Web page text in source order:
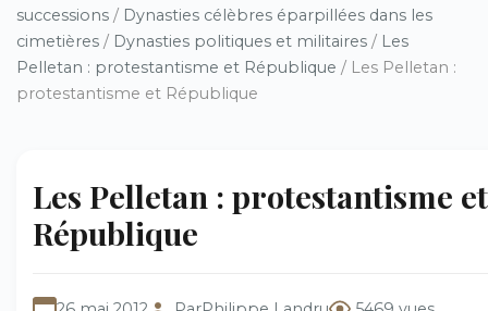
successions / Dynasties célèbres éparpillées dans les
cimetières / Dynasties politiques et militaires / Les
Pelletan : protestantisme et République / Les Pelletan :
protestantisme et République
Les Pelletan : protestantisme et
République